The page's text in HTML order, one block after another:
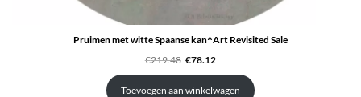
Pruimen met witte Spaanse kan^Art Revisited Sale
€219.48 Oorspronkelijke
was:
€219.48.
€78.12Huidige
is:
€78.12.
Toevoegen aan winkelwagen